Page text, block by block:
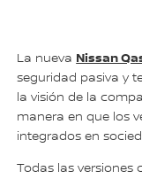
La nueva Nissan
seguridad pasiva y
la visión de la
manera en que los
integrados en
Todas las